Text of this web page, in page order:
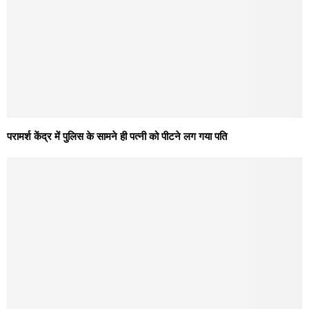
परामर्श केंद्र में पुलिस के सामने ही पत्नी को पीटने लग गया पति